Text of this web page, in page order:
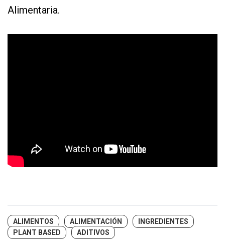
Alimentaria.
ALIMENTOS ALIMENTACIÓN
INGREDIENTES
PLANT BASED
ADITIVOS